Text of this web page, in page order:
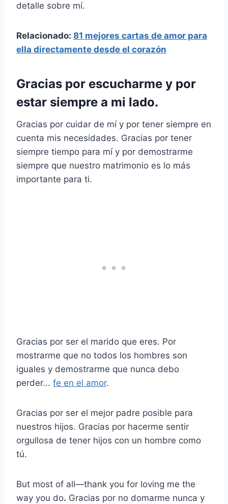
detalle sobre mí.
Relacionado: 81 mejores cartas de amor para
ella directamente desde el corazón
Gracias por escucharme y por
estar siempre a mi lado.
Gracias por cuidar de mí y por tener siempre en
cuenta mis necesidades. Gracias por tener
siempre tiempo para mí y por demostrarme
siempre que nuestro matrimonio es lo más
importante para ti.
Gracias por ser el marido que eres. Por
mostrarme que no todos los hombres son
iguales y demostrarme que nunca debo
perder... fe en el amor.
Gracias por ser el mejor padre posible para
nuestros hijos. Gracias por hacerme sentir
orgullosa de tener hijos con un hombre como
tú.
But most of all—thank you for loving me the
way you do. Gracias por no domarme nunca y